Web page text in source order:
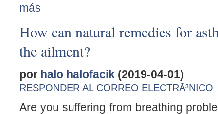
más
How can natural remedies for
the ailment?
por halo halofacik (2019-04-01)
RESPONDER AL CORREO ELECTRÃ³NICO
Are you suffering from breathing